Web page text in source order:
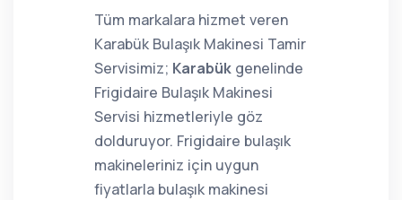
Tüm markalara hizmet veren
Karabük Bulaşık Makinesi Tamir
Servisimiz; Karabük genelinde
Frigidaire Bulaşık Makinesi
Servisi hizmetleriyle göz
dolduruyor. Frigidaire bulaşık
makineleriniz için uygun
fiyatlarla bulaşık makinesi